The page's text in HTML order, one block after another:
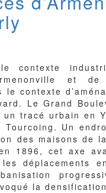
contexte
et de
le contexte
Le Grand
un tracé urbain en
Tourcoing. Un
des maisons de
1896, cet axe
déplacements
la